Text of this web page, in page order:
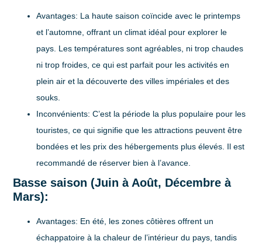
Avantages: La haute saison coïncide avec le printemps
et l’automne, offrant un climat idéal pour explorer le
pays. Les températures sont agréables, ni trop chaudes
ni trop froides, ce qui est parfait pour les activités en
plein air et la découverte des villes impériales et des
souks.
Inconvénients: C’est la période la plus populaire pour les
touristes, ce qui signifie que les attractions peuvent être
bondées et les prix des hébergements plus élevés. Il est
recommandé de réserver bien à l’avance.
Basse saison (Juin à Août, Décembre à
Mars):
Avantages: En été, les zones côtières offrent un
échappatoire à la chaleur de l’intérieur du pays, tandis